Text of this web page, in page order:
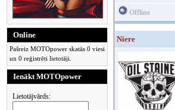
Online
Pašreiz MOTOpower skatās 0 viesi
un 0 reģistrēti lietotāji.
Ienākt MOTOpower
Lietotājvārds:
Offline
Niere